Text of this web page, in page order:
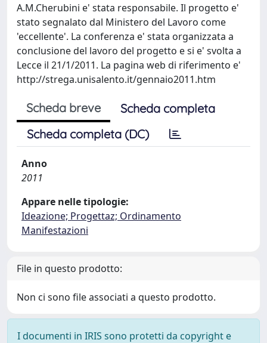
A.M.Cherubini e' stata responsabile. Il progetto e'
stato segnalato dal Ministero del Lavoro come
'eccellente'. La conferenza e' stata organizzata a
conclusione del lavoro del progetto e si e' svolta a
Lecce il 21/1/2011. La pagina web di riferimento e'
http://strega.unisalento.it/gennaio2011.htm
Scheda breve
Scheda completa
Scheda completa (DC)
Anno
2011
Appare nelle tipologie:
Ideazione; Progettaz; Ordinamento
Manifestazioni
File in questo prodotto:
Non ci sono file associati a questo prodotto.
I documenti in IRIS sono protetti da copyright e